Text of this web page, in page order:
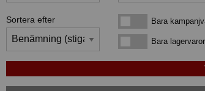
Sortera efter Bara kampanjvaror
Bara
Bara lagervarorBara lagervaror